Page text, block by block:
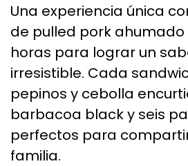
Una experiencia única
de pulled pork ahumado
horas para lograr un
irresistible. Cada
pepinos y cebolla
barbacoa black y seis
perfectos para
familia.